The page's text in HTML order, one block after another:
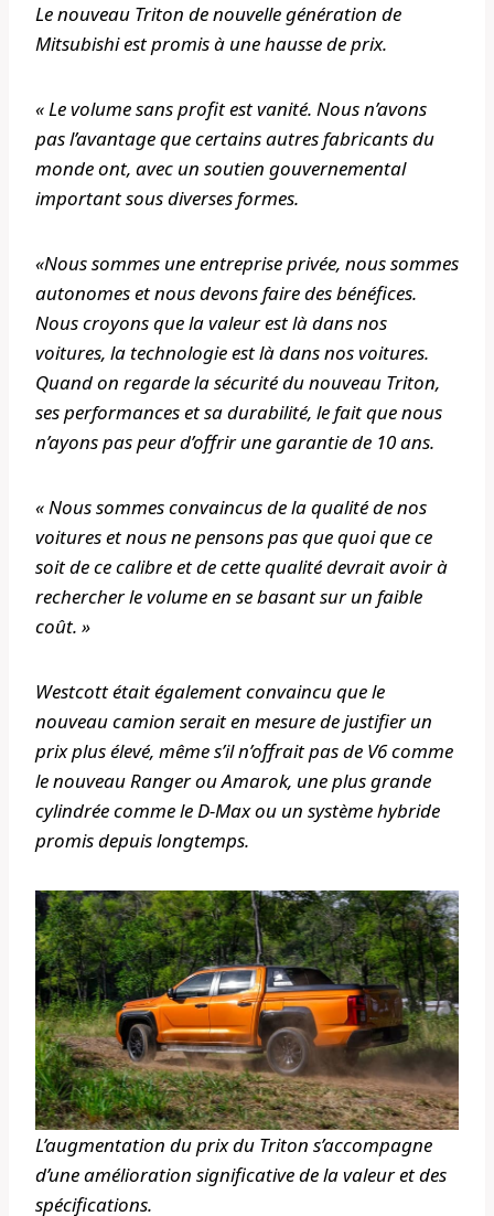
Le nouveau Triton de nouvelle génération de
Mitsubishi est promis à une hausse de prix.
« Le volume sans profit est vanité. Nous n’avons
pas l’avantage que certains autres fabricants du
monde ont, avec un soutien gouvernemental
important sous diverses formes.
«Nous sommes une entreprise privée, nous sommes
autonomes et nous devons faire des bénéfices.
Nous croyons que la valeur est là dans nos
voitures, la technologie est là dans nos voitures.
Quand on regarde la sécurité du nouveau Triton,
ses performances et sa durabilité, le fait que nous
n’ayons pas peur d’offrir une garantie de 10 ans.
« Nous sommes convaincus de la qualité de nos
voitures et nous ne pensons pas que quoi que ce
soit de ce calibre et de cette qualité devrait avoir à
rechercher le volume en se basant sur un faible
coût. »
Westcott était également convaincu que le
nouveau camion serait en mesure de justifier un
prix plus élevé, même s’il n’offrait pas de V6 comme
le nouveau Ranger ou Amarok, une plus grande
cylindrée comme le D-Max ou un système hybride
promis depuis longtemps.
L’augmentation du prix du Triton s’accompagne
d’une amélioration significative de la valeur et des
spécifications.